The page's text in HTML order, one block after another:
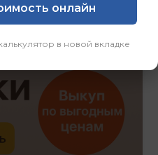
онлайн
в новой вкладке